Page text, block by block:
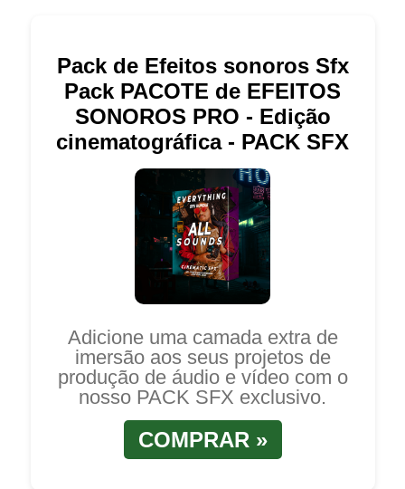
Pack de Efeitos sonoros Sfx
Pack PACOTE de EFEITOS
SONOROS PRO - Edição
cinematográfica - PACK SFX
Adicione uma camada extra de
imersão aos seus projetos de
produção de áudio e vídeo com o
nosso PACK SFX exclusivo.
COMPRAR »